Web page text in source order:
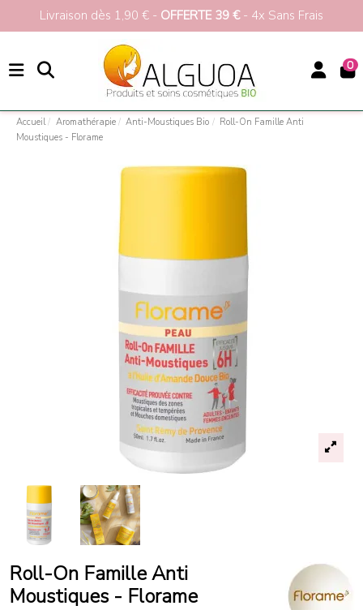
Livraison dès 1,90 € - OFFERTE 39 €- 4x Sans Frais
0
Accueil Aromathérapie Anti-Moustiques Bio
Roll-On Famille Anti
Moustiques - Florame
Roll-On Famille Anti
Moustiques - Florame